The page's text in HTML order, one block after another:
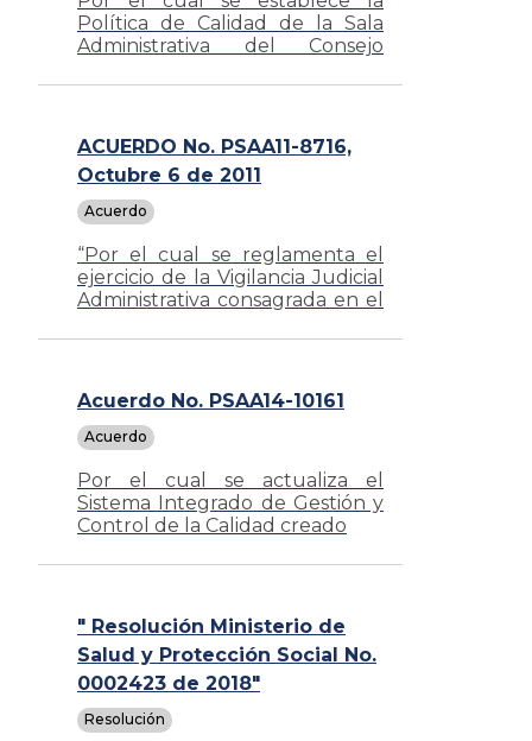
Política de Calidad de la Sala
Administrativa del Consejo
dictan reglas para asegurar su
ACUERDO No. PSAA11-8716,
Octubre 6 de 2011
Acuerdo
“Por el cual se reglamenta el
ejercicio de la Vigilancia Judicial
Administrativa consagrada en el
Ley 270 de 1996"
Acuerdo No. PSAA14-10161
Acuerdo
Por el cual se actualiza el
Sistema Integrado de Gestión y
Control de la Calidad creado
y Control de la Calidad y el
Medio Ambiente – SIGCMA.
" Resolución Ministerio de
Salud y Protección Social No.
0002423 de 2018"
Resolución